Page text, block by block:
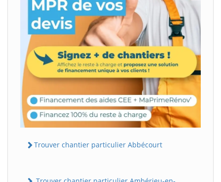
Trouver chantier particulier Abbécourt